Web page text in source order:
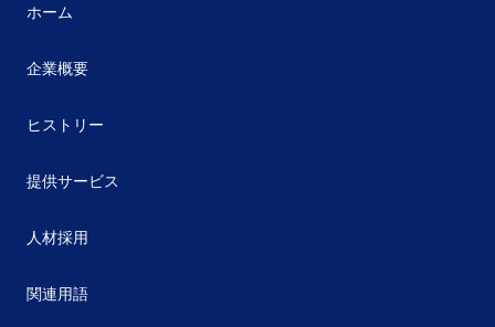
ホーム
企業概要
ヒストリー
提供サービス
人材採用
関連用語